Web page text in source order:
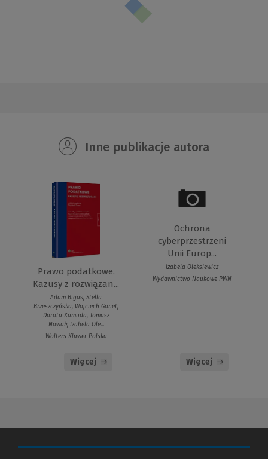
Inne publikacje autora
Prawo podatkowe.
Kazusy z rozwiązan...
Adam Bigas, Stella
Brzeszczyńska, Wojciech Gonet,
Dorota Kamuda, Tomasz
Nowak, Izabela Ole...
Wolters Kluwer Polska
Więcej
Ochrona
cyberprzestrzeni
Unii Europ...
Izabela Oleksiewicz
Wydawnictwo Naukowe PWN
Więcej